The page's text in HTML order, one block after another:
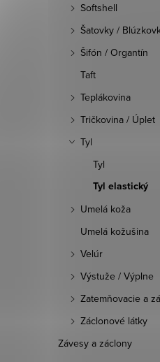
Softshell
Šatovky /
Šifón / Organtín
Taft
Teplákovina
Tričkovina / Úplet
Tyl
Tyl
Tyl elastický
Umelá koža
Umelá kožušina
Velúr
Výstuže / Výplne
Zatemňovacie a
Záclonové látky
Závesy a záclony